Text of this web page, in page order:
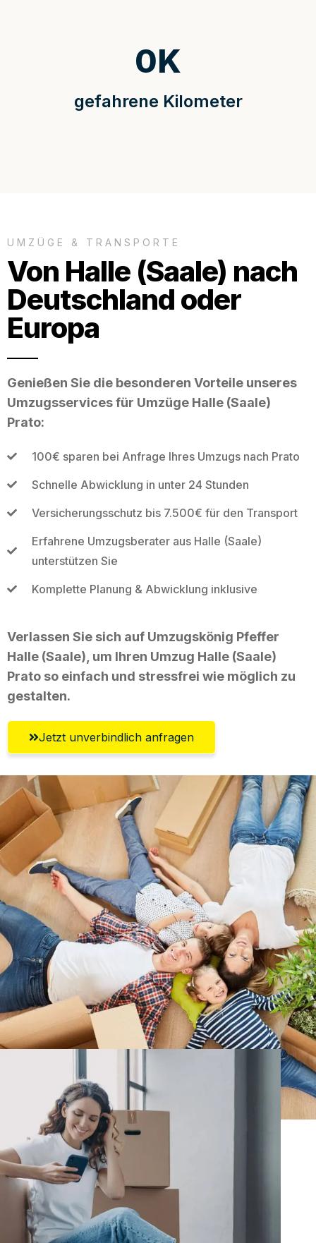
gefahrene Kilometer
0K
UMZÜGE & TRANSPORTE
Von Halle (Saale) nach
Deutschland oder
Europa
Genießen Sie die besonderen Vorteile unseres
Umzugsservices für Umzüge Halle (Saale)
Prato:
100€ sparen bei Anfrage Ihres Umzugs nach Prato
Schnelle Abwicklung in unter 24 Stunden
Versicherungsschutz bis 7.500€ für den Transport
Erfahrene Umzugsberater aus Halle (Saale)
unterstützen Sie
Komplette Planung & Abwicklung inklusive
Verlassen Sie sich auf Umzugskönig Pfeffer
Halle (Saale), um Ihren Umzug Halle (Saale)
Prato so einfach und stressfrei wie möglich zu
gestalten.
Jetzt unverbindlich anfragen